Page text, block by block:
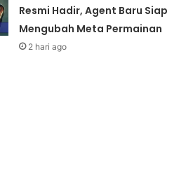
Resmi Hadir, Agent Baru Siap
Mengubah Meta Permainan
2 hari ago